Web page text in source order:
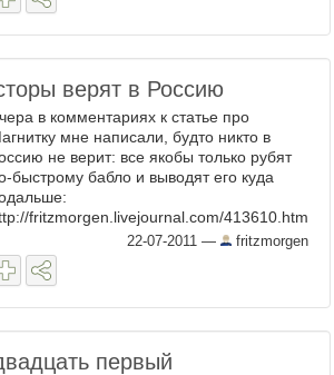
верят в Россию
в комментариях к статье про
мне написали, будто никто в
не верит: все якобы только рубят
быстрому бабло и выводят его куда
fritzmorgen.livejournal.com/413610.htm
В
ответа свежая новость:
...
22-07-2011 — fritzmorgen
первый